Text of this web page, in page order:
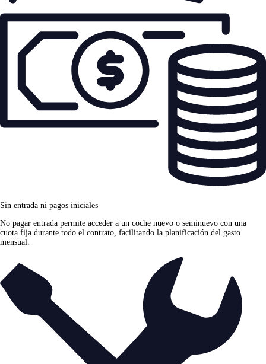
Sin entrada ni pagos iniciales
No pagar entrada permite acceder a un coche nuevo o seminuevo con una
cuota fija durante todo el contrato, facilitando la planificación del gasto
mensual.